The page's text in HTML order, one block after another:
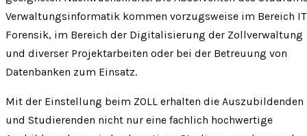
Verwaltungsinformatik kommen vorzugsweise im Bereich
Forensik, im Bereich der Digitalisierung der Zollverwaltung
und diverser Projektarbeiten oder bei der Betreuung von
Datenbanken zum Einsatz.
Mit der Einstellung beim ZOLL erhalten die Auszubildenden
und Studierenden nicht nur eine fachlich hochwertige